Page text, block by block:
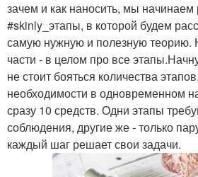
зачем и как наносить, мы начинаем
#skinly_этапы, в которой будем
самую нужную и полезную теорию.
части - в целом про все
не стоит бояться количества
необходимости в одновременном
сразу 10 средств. Одни этапы
соблюдения, другие же - только
каждый шаг решает свои задачи.